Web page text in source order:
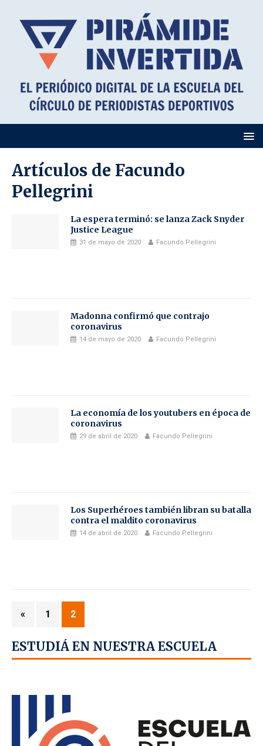
Artículos de Facundo
Pellegrini
La espera terminó: se lanza Zack Snyder
Justice League
31 de mayo de 2020 Facundo Pellegrini
Madonna confirmó que contrajo
coronavirus
14 de mayo de 2020 Facundo Pellegrini
La economía de los youtubers en época de
coronavirus
29 de abril de 2020 Facundo Pellegrini
Los Superhéroes también libran su batalla
contra el maldito coronavirus
14 de abril de 2020 Facundo Pellegrini
« 1 2
ESTUDIÁ EN NUESTRA ESCUELA